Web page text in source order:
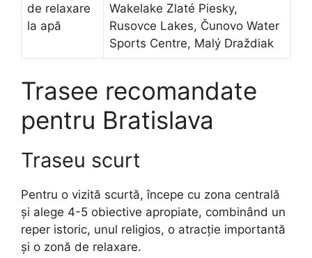
de relaxare
la apă
Wakelake Zlaté Piesky,
Rusovce Lakes, Čunovo Water
Sports Centre, Malý Draždiak
Trasee recomandate
pentru Bratislava
Traseu scurt
Pentru o vizită scurtă, începe cu zona centrală
și alege 4-5 obiective apropiate, combinând un
reper istoric, unul religios, o atracție importantă
și o zonă de relaxare.